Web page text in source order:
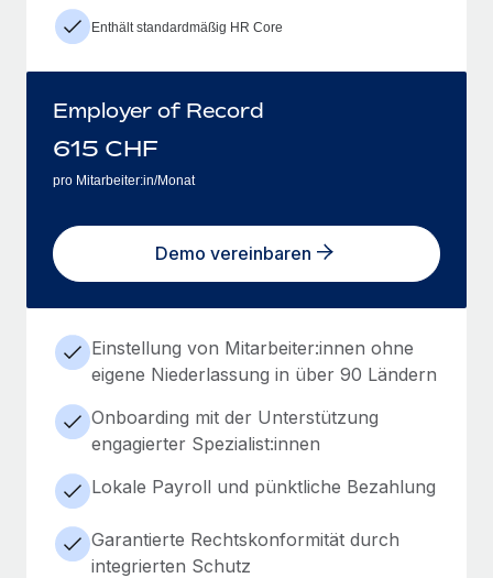
Enthält standardmäßig HR Core
Employer of Record
615 CHF
pro Mitarbeiter:in/Monat
Demo vereinbaren
Einstellung von Mitarbeiter:innen ohne
eigene Niederlassung in über 90 Ländern
Onboarding mit der Unterstützung
engagierter Spezialist:innen
Lokale Payroll und pünktliche Bezahlung
Garantierte Rechtskonformität durch
integrierten Schutz